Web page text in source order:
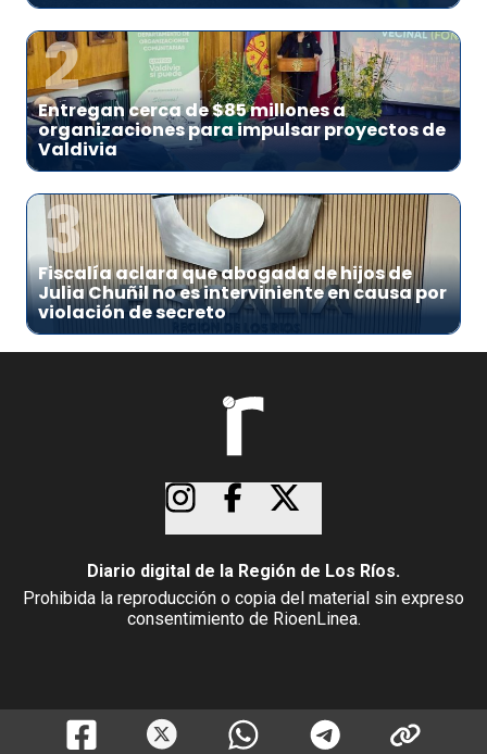
2
Entregan cerca de $85 millones a
organizaciones para impulsar proyectos de
Valdivia
3
Fiscalía aclara que abogada de hijos de
Julia Chuñil no es interviniente en causa por
violación de secreto
Diario digital de la Región de Los Ríos.
Prohibida la reproducción o copia del material sin expreso
consentimiento de RioenLinea.